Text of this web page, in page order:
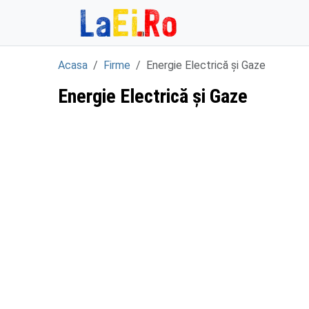
Acasa Firme Energie Electrică și Gaze
Energie Electrică și Gaze